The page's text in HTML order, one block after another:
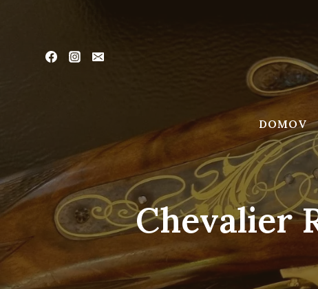
DOMOV
Chevalier